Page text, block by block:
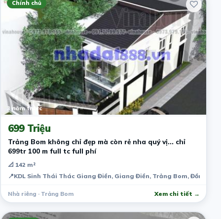
Chính chủ
3 năm trước
699 Triệu
Trảng Bom không chỉ đẹp mà còn rẻ nha quý vị... chỉ
699tr 100 m full tc full phí
📐 142 m²
📍KDL Sinh Thái Thác Giang Điền, Giang Điền, Trảng Bom, Đồng
Nhà riêng · Trảng Bom Xem chi tiết →